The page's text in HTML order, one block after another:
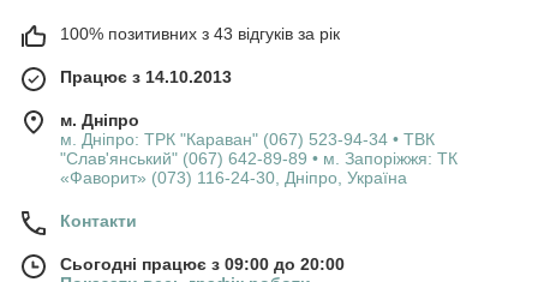
100% позитивних з 43 відгуків за рік
Працює з 14.10.2013
м. Дніпро
м. Дніпро: ТРК "Караван" (067) 523-94-34 • ТВК
"Слав'янський" (067) 642-89-89 • м. Запоріжжя: ТК
«Фаворит» (073) 116-24-30, Дніпро, Україна
Контакти
Сьогодні працює з 09:00 до 20:00